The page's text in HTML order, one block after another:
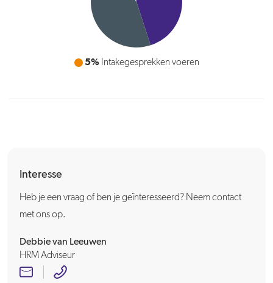
5% Intakegesprekken voeren
Interesse
Heb je een vraag of ben je geïnteresseerd? Neem contact
met ons op.
Debbie van Leeuwen
HRM Adviseur